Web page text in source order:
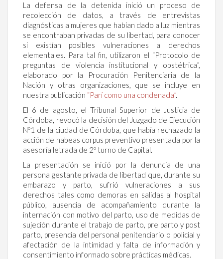
La defensa de la detenida inició un proceso de
recolección de datos, a través de entrevistas
diagnósticas a mujeres que habían dado a luz mientras
se encontraban privadas de su libertad, para conocer
si existían posibles vulneraciones a derechos
elementales. Para tal fin, utilizaron el “Protocolo de
preguntas de violencia institucional y obstétrica”,
elaborado por la Procuración Penitenciaria de la
Nación y otras organizaciones, que se incluye en
nuestra publicación “Parí como una condenada”.
El 6 de agosto, el Tribunal Superior de Justicia de
Córdoba, revocó la decisión del Juzgado de Ejecución
Nº1 de la ciudad de Córdoba, que había rechazado la
acción de habeas corpus preventivo presentada por la
asesoría letrada de 2º turno de Capital.
La presentación se inició por la denuncia de una
persona gestante privada de libertad que, durante su
embarazo y parto, sufrió vulneraciones a sus
derechos tales como demoras en salidas al hospital
público, ausencia de acompañamiento durante la
internación con motivo del parto, uso de medidas de
sujeción durante el trabajo de parto, pre parto y post
parto, presencia del personal penitenciario o policial y
afectación de la intimidad y falta de información y
consentimiento informado sobre prácticas médicas.